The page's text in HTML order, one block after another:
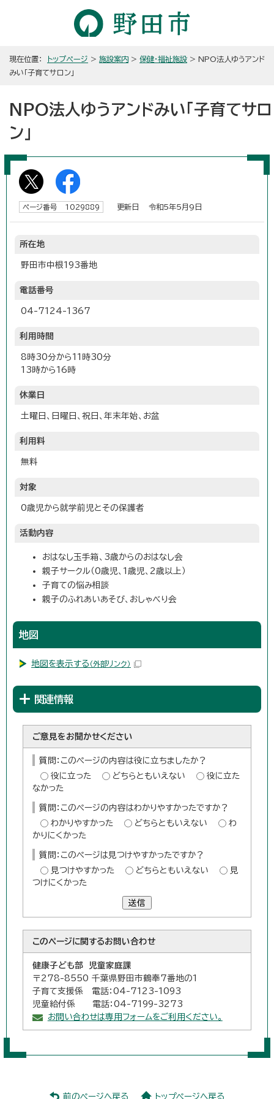
現在位置： トップページ > 施設案内 > 保健・福祉施設 > NPO法人ゆうアンド
みい「子育てサロン」
NPO法人ゆうアンドみい「子育てサロ
ン」
ページ番号 1029889 更新日 令和5年5月9日
所在地
野田市中根193番地
電話番号
04-7124-1367
利用時間
8時30分から11時30分
13時から16時
休業日
土曜日、日曜日、祝日、年末年始、お盆
利用料
無料
対象
0歳児から就学前児とその保護者
活動内容
おはなし玉手箱、3歳からのおはなし会
親子サークル（0歳児、1歳児、2歳以上）
子育ての悩み相談
親子のふれあいあそび、おしゃべり会
地図
地図を表示する （外部リンク）
関連情報
ご意見をお聞かせください
質問：このページの内容は役に立ちましたか？
役に立った
どちらともいえない
役に立た
なかった
質問：このページの内容はわかりやすかったですか？
わかりやすかった
どちらともいえない
わ
かりにくかった
質問：このページは見つけやすかったですか？
見つけやすかった
どちらともいえない
見
つけにくかった
送信
このページに関するお問い合わせ
健康子ども部 児童家庭課
〒278-8550 千葉県野田市鶴奉7番地の1
子育て支援係 電話：04-7123-1093
児童給付係 電話：04-7199-3273
お問い合わせは専用フォームをご利用ください。
前のページへ戻る トップページへ戻る